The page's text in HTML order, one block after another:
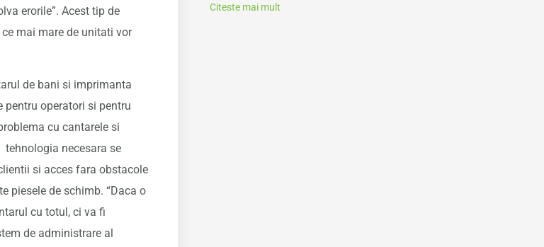
erorile”. Acest tip de
mai mare de unitati vor
de bani si imprimanta
pentru operatori si pentru
cu cantarele si
necesara se
si acces fara obstacole
piesele de schimb. “Daca o
cu totul, ci va fi
de administrare al
Citeste mai mult